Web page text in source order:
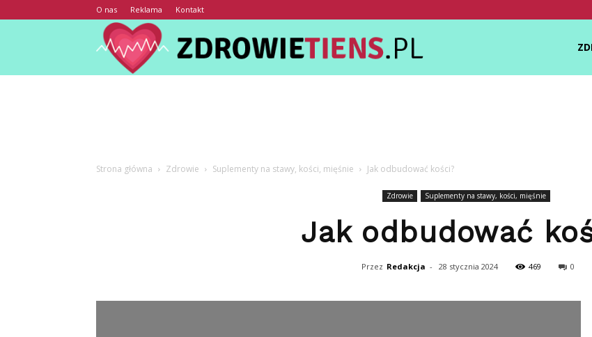
O nas Reklama Kontakt
Strona główna Zdrowie Suplementy na stawy, kości, mięśnie Jak odbudować kości?
Zdrowie Suplementy na stawy, kości, mięśnie
Jak odbudować
Przez Redakcja - 28 stycznia 2024 469 0